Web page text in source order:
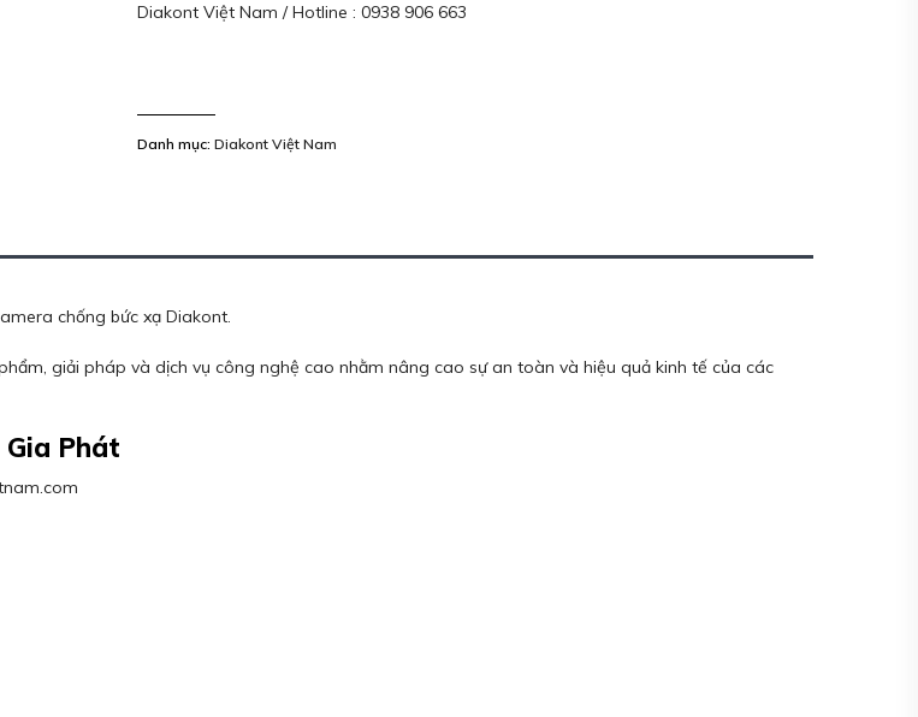
Diakont Việt Nam / Hotline : 0938 906 663
Danh mục:Diakont Việt Nam
chống bức xạ Diakont.
giải pháp và dịch vụ công nghệ cao nhằm nâng cao sự an toàn và hiệu quả kinh tế của các
Phát